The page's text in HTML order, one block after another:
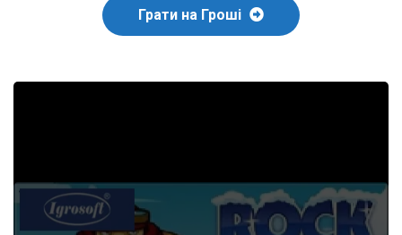
Грати на Гроші